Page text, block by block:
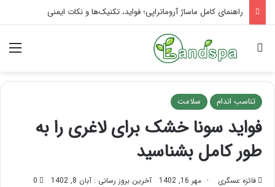
تاثیر ماساژ بر افسردگی؛ با ماساژ درمانی افسردگی را درمان کنید!
جستجو برای
تناسب اندام سلامت
فواید سونا خشک برای لاغری را به
طور کامل بشناسید
فائزه عسگری مهر 16, 1402 آخرین بروز رسانی : آبان 8, 1402
0